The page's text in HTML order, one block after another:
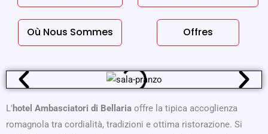
Où Nous Sommes Offres
L' hotel Ambasciatori di Bellaria offre la tipica accoglienza
romagnola tra cordialità, tradizioni e ottima ristorazione. Si